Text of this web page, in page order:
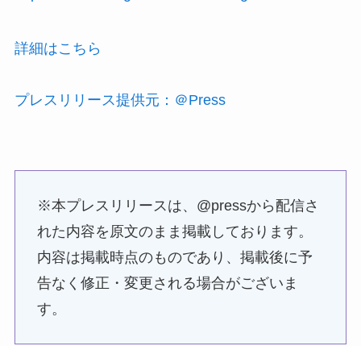
詳細はこちら
プレスリリース提供元：＠Press
※本プレスリリースは、@pressから配信さ
れた内容を原文のまま掲載しております。
内容は掲載時点のものであり、掲載後に予
告なく修正・変更される場合がございま
す。